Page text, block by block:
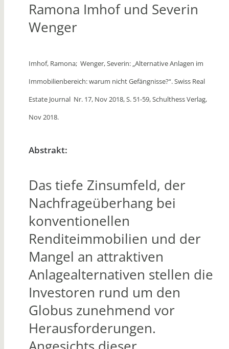
Ramona Imhof und Severin
Wenger
Imhof, Ramona; Wenger, Severin: „Alternative Anlagen im
Immobilienbereich: warum nicht Gefängnisse?“. Swiss Real
Estate Journal Nr. 17, Nov 2018, S. 51-59, Schulthess Verlag,
Nov 2018.
Abstrakt:
Das tiefe Zinsumfeld, der
Nachfrageüberhang bei
konventionellen
Renditeimmobilien und der
Mangel an attraktiven
Anlagealternativen stellen die
Investoren rund um den
Globus zunehmend vor
Herausforderungen.